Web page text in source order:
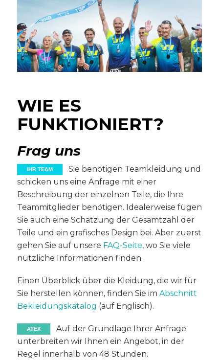
WIE ES
FUNKTIONIERT?
Frag uns
IHR TEAM
Sie benötigen Teamkleidung und
schicken uns eine Anfrage mit einer
Beschreibung der einzelnen Teile, die Ihre
Teammitglieder benötigen. Idealerweise fügen
Sie auch eine Schätzung der Gesamtzahl der
Teile und ein grafisches Design bei. Aber zuerst
gehen Sie auf unsere FAQ-Seite, wo Sie viele
nützliche Informationen finden.
Einen Überblick über die Kleidung, die wir für
Sie herstellen können, finden Sie im Abschnitt
Bekleidungskatalog (auf Englisch).
ATEX
Auf der Grundlage Ihrer Anfrage
unterbreiten wir Ihnen ein Angebot, in der
Regel innerhalb von 48 Stunden.